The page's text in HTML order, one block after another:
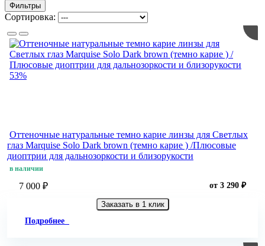
Фильтры
Сортировка:
53%
Оттеночные натуральные темно карие линзы для Светлых
глаз Marquise Solo Dark brown (темно карие ) /Плюсовые
диоптрии для дальнозоркости и близорукости
в наличии
7 000 ₽ от 3 290 ₽
Заказать в 1 клик
Подробнее